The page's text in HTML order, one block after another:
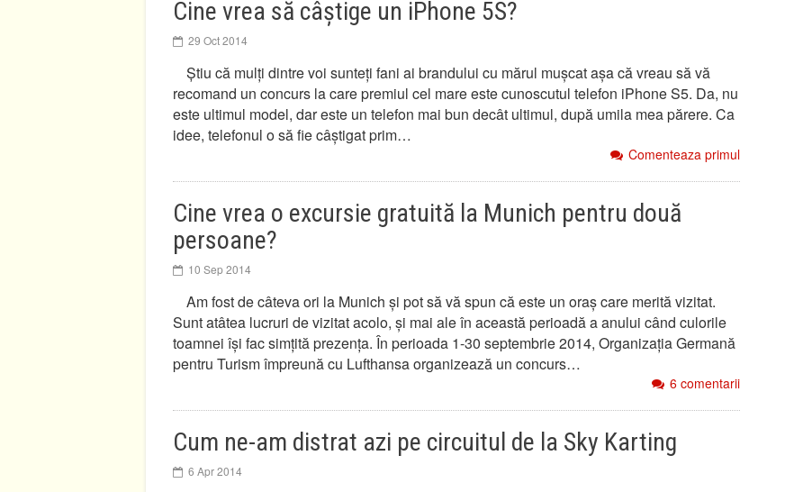
Cine vrea să câștige un iPhone 5S?
29 Oct 2014
Știu că mulți dintre voi sunteți fani ai brandului cu mărul mușcat așa că vreau să vă
recomand un concurs la care premiul cel mare este cunoscutul telefon iPhone S5. Da, nu
este ultimul model, dar este un telefon mai bun decât ultimul, după umila mea părere. Ca
idee, telefonul o să fie câștigat prim…
Comenteaza primul
Cine vrea o excursie gratuită la Munich pentru două
persoane?
10 Sep 2014
Am fost de câteva ori la Munich și pot să vă spun că este un oraș care merită vizitat.
Sunt atâtea lucruri de vizitat acolo, și mai ale în această perioadă a anului când culorile
toamnei își fac simțită prezența. În perioada 1-30 septembrie 2014, Organizația Germană
pentru Turism împreună cu Lufthansa organizează un concurs…
6 comentarii
Cum ne-am distrat azi pe circuitul de la Sky Karting
6 Apr 2014